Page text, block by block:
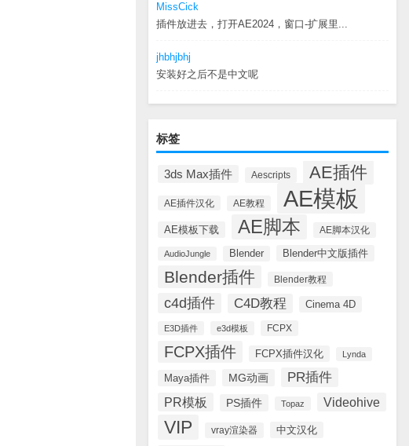
MissCick
插件放进去，打开AE2024，窗口-扩展里...
jhbhjbhj
安装好之后不是中文呢
标签
3ds Max插件 Aescripts AE插件
AE插件汉化 AE教程 AE模板
AE模板下载 AE脚本 AE脚本汉化
AudioJungle Blender Blender中文版插件
Blender插件 Blender教程
c4d插件 C4D教程 Cinema 4D
E3D插件 e3d模板 FCPX
FCPX插件 FCPX插件汉化 Lynda
Maya插件 MG动画 PR插件
PR模板 PS插件 Topaz Videohive
VIP vray渲染器 中文汉化